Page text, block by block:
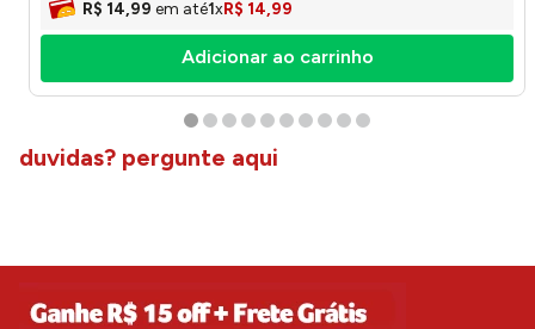
R$ 14,99 em até1xR$ 14,99
Adicionar ao carrinho
duvidas? pergunte aqui